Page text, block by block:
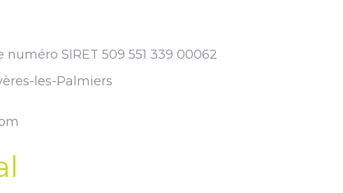
SIRET 509 551 339 00062
les-Palmiers